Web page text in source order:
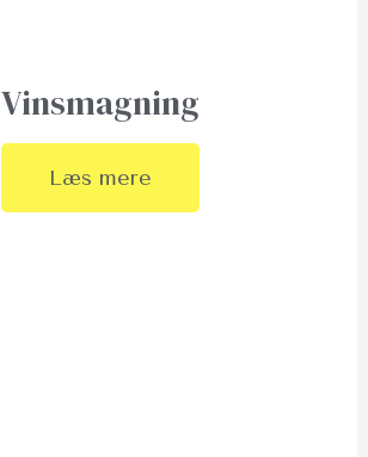
Vinsmagning
Læs mere